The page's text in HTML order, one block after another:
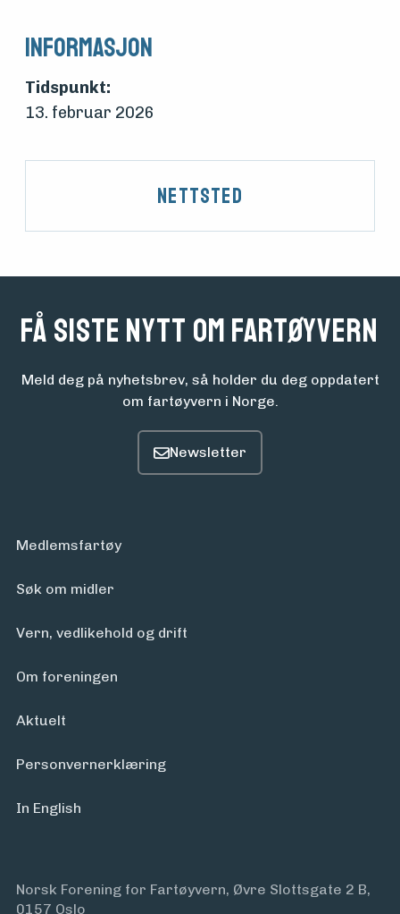
Informasjon
Tidspunkt:
13. februar 2026
Nettsted
Få siste nytt om fartøyvern
Meld deg på nyhetsbrev, så holder du deg oppdatert
om fartøyvern i Norge.
Medlemsfartøy
Søk om midler
Vern, vedlikehold og drift
Om foreningen
Aktuelt
Personvern­erklæring
In English
Norsk Forening for Fartøyvern, Øvre Slottsgate 2 B,
0157 Oslo